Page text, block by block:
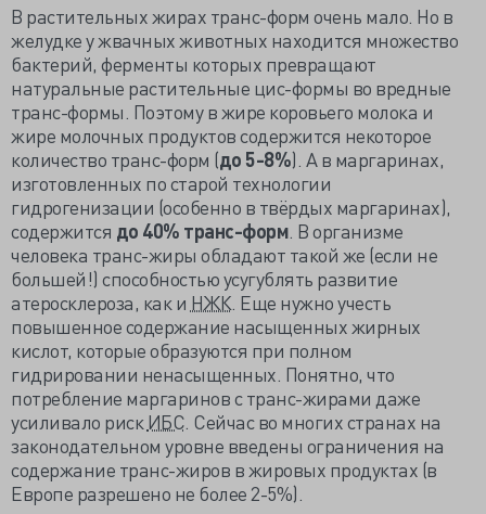
В растительных жирах транс-форм очень мало. Но в
желудке у жвачных животных находится множество
бактерий, ферменты которых превращают
натуральные растительные цис-формы во вредные
транс-формы. Поэтому в жире коровьего молока и
жире молочных продуктов содержится некоторое
количество транс-форм (до 5-8%). А в маргаринах,
изготовленных по старой технологии
гидрогенизации (особенно в твёрдых маргаринах),
содержится до 40% транс-форм . В организме
человека транс-жиры обладают такой же (если не
большей!) способностью усугублять развитие
атеросклероза, как и НЖК . Еще нужно учесть
повышенное содержание насыщенных жирных
кислот, которые образуются при полном
гидрировании ненасыщенных. Понятно, что
потребление маргаринов с транс-жирами даже
усиливало рискИБС . Сейчас во многих странах на
законодательном уровне введены ограничения на
содержание транс-жиров в жировых продуктах (в
Европе разрешено не более 2-5%).